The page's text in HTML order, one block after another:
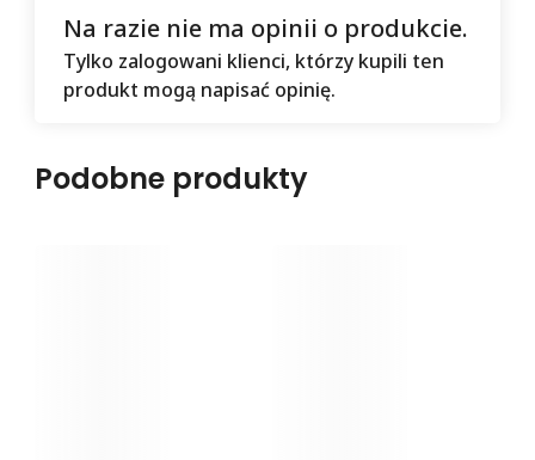
Na razie nie ma opinii o produkcie.
Tylko zalogowani klienci, którzy kupili ten
produkt mogą napisać opinię.
Podobne produkty